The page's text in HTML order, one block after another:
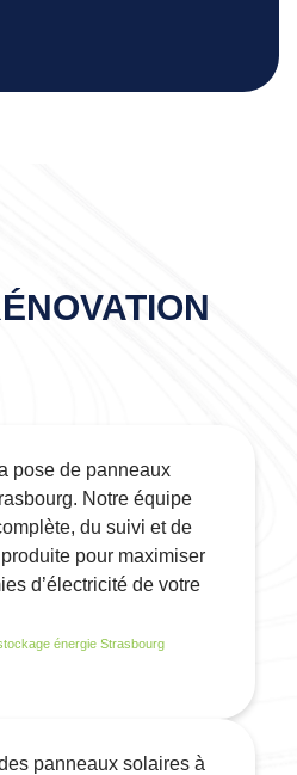
pose de panneaux
Notre équipe
du suivi et de
produite pour maximiser
d’électricité de votre
énergie Strasbourg
panneaux solaires à